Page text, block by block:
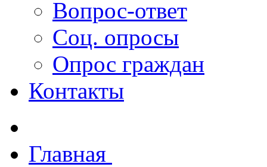
Вопрос-ответ
Соц. опросы
Опрос граждан
Контакты
Главная